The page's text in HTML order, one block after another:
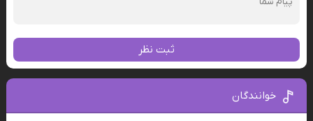
ثبت نظر
خوانندگان